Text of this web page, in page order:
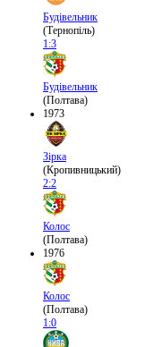
Будівельник
(Тернопіль)
1:3
Будівельник
(Полтава)
1973
Зірка
(Кропивницький)
2:2
Колос
(Полтава)
1976
Колос
(Полтава)
1:0